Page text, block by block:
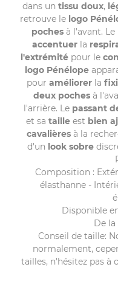
dans un tissu doux,
retrouve le logo
poches à l'avant. Le
accentuer la
l'extrémité pour le
logo Pénélope
pour améliorerla
deux poches à
l'arrière. Lepassant
et sa tailleest bien
cavalièresà la
d'un look sobre
Composition :
élasthanne -
Disponible
De
Conseil de taille:
normalement,
tailles, n'hésitez pas à